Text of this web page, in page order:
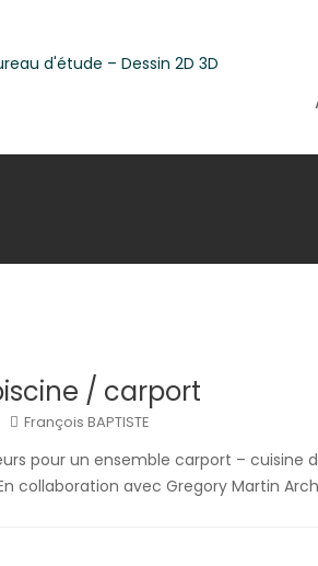
d'étude – Dessin 2D 3D
/ carport
François BAPTISTE
pour un ensemble carport – cuisine
collaboration avec Gregory Martin